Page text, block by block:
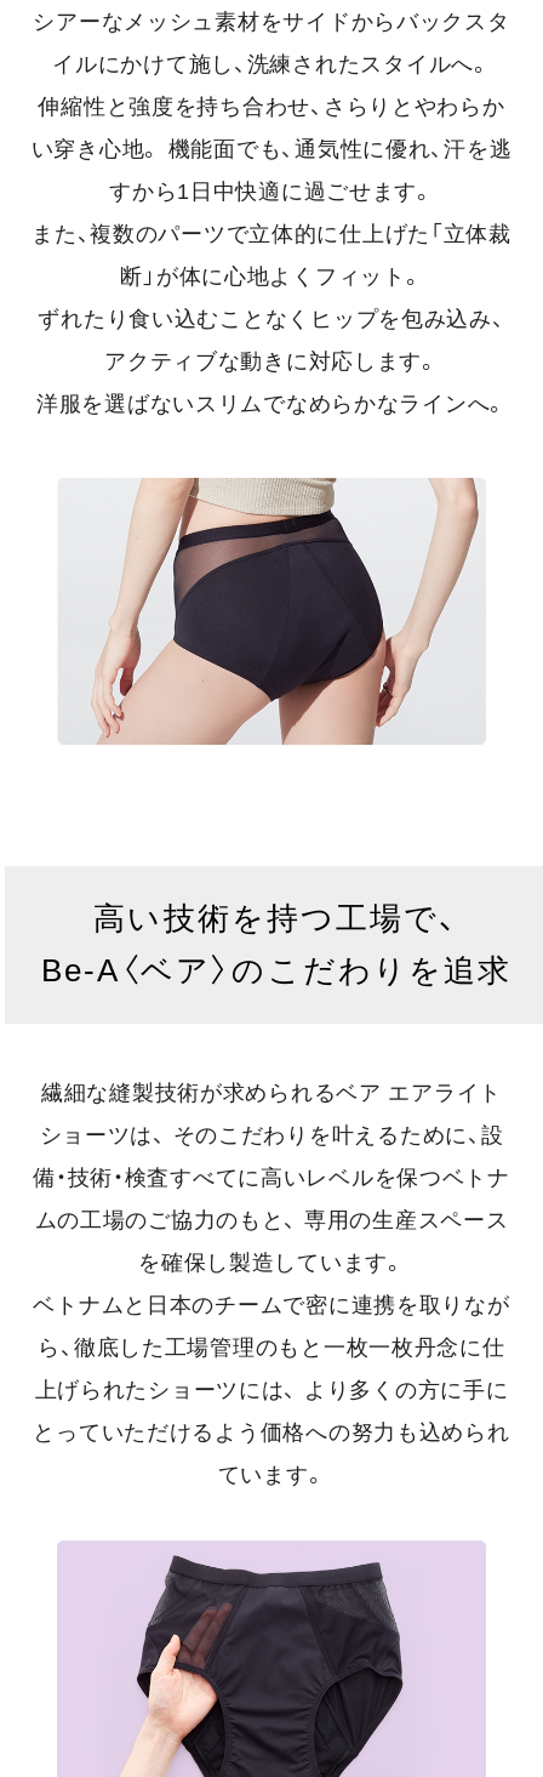
シアーなメッシュ素材をサイドからバックスタ
イルにかけて施し、洗練されたスタイルへ。
伸縮性と強度を持ち合わせ、さらりとやわらか
い穿き心地。
機能面でも、通気性に優れ、汗を逃
すから1日中快適に過ごせます。
また、複数のパーツで立体的に仕上げた「立体裁
断」が体に心地よくフィット。
ずれたり食い込むことなくヒップを包み込み、
アクティブな動きに対応します。
洋服を選ばないスリムでなめらかなラインへ。
高い技術を持つ工場で、
Be-A〈ベア〉のこだわりを追求
繊細な縫製技術が求められるベア エアライト
ショーツは、
そのこだわりを叶えるために、設
備・技術・検査すべてに高いレベルを保つベトナ
ムの工場のご協力のもと、 専用の生産スペース
を確保し製造しています。
ベトナムと日本のチームで密に連携を取りなが
ら、徹底した工場管理のもと一枚一枚丹念に仕
上げられたショーツには、
より多くの方に手に
とっていただけるよう価格への努力も込められ
ています。